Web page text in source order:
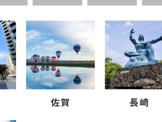
佐賀 長崎